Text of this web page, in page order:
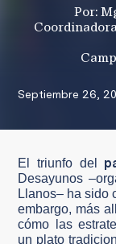
Por:
Septiembre 26,
El triunfo del
Desayunos
Llanos– ha sido
embargo, más
cómo las
un plato